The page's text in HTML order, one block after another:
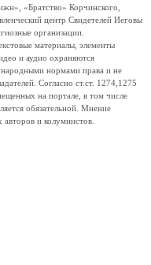
«Братство» Корчинского,
центр Свидетелей Иеговы
организации.
материалы, элементы
и аудио охраняются
нормами права и не
Согласно ст.ст. 1274,1275
на портале, в том числе
обязательной. Мнение
и колумнистов.